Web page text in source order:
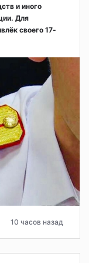
и иного
Для
своего 17-
10 часов назад